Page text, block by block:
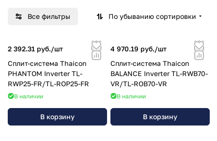
Все фильтры По убыванию сортировки
2 392.31 руб./шт
Сплит-система Thaicon
PHANTOM Inverter TL-
RWP25-FR/TL-ROP25-FR
В наличии
В корзину
4 970.19 руб./шт
Сплит-система Thaicon
BALANCE Inverter TL-RWB70-
VR/TL-ROB70-VR
В наличии
В корзину